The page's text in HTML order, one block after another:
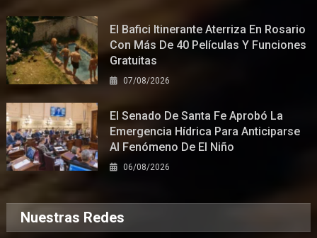
El Bafici Itinerante Aterriza En Rosario
Con Más De 40 Películas Y Funciones
Gratuitas
07/08/2026
El Senado De Santa Fe Aprobó La
Emergencia Hídrica Para Anticiparse
Al Fenómeno De El Niño
06/08/2026
Nuestras Redes